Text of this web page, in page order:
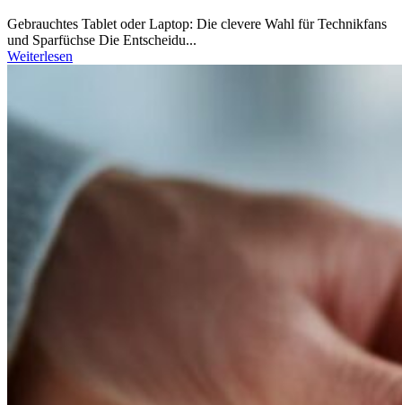
Gebrauchtes Tablet oder Laptop: Die clevere Wahl für Technikfans
und Sparfüchse Die Entscheidu...
Weiterlesen